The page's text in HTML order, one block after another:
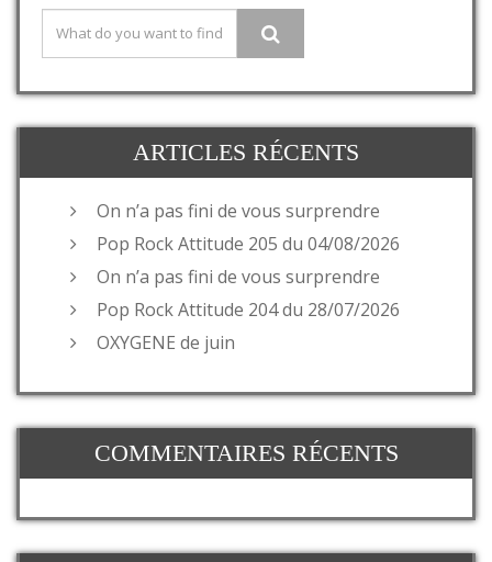
ARTICLES RÉCENTS
On n’a pas fini de vous surprendre
Pop Rock Attitude 205 du 04/08/2026
On n’a pas fini de vous surprendre
Pop Rock Attitude 204 du 28/07/2026
OXYGENE de juin
COMMENTAIRES RÉCENTS